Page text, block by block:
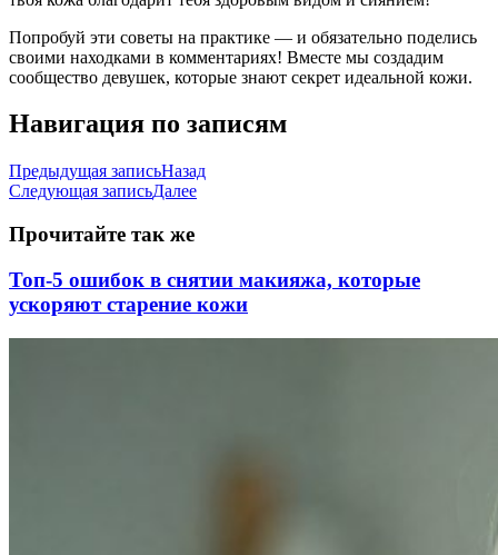
Попробуй эти советы на практике — и обязательно поделись
своими находками в комментариях! Вместе мы создадим
сообщество девушек, которые знают секрет идеальной кожи.
Навигация по записям
Предыдущая записьНазад
Следующая записьДалее
Прочитайте так же
Топ-5 ошибок в снятии макияжа, которые
ускоряют старение кожи